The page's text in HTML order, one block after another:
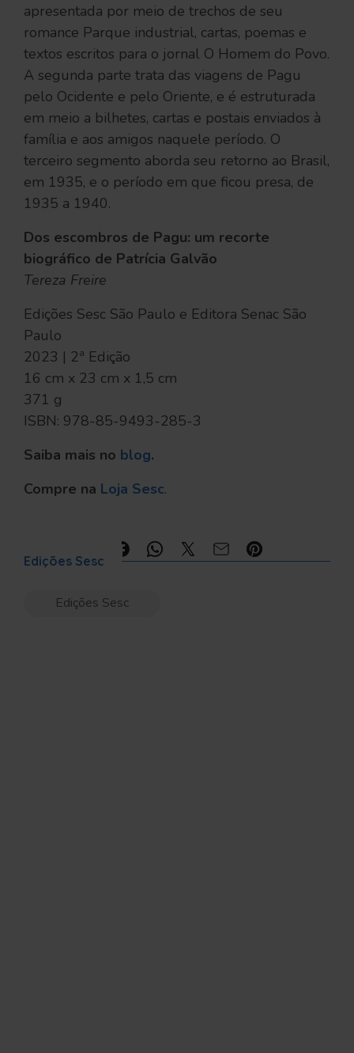
apresentada por meio de trechos de seu
romance Parque industrial, cartas, poemas e
textos escritos para o jornal O Homem do Povo.
A segunda parte trata das viagens de Pagu
pelo Ocidente e pelo Oriente, e é estruturada
em meio a bilhetes, cartas e postais enviados à
família e aos amigos naquele período. O
terceiro segmento aborda seu retorno ao Brasil,
em 1935, e o período em que ficou presa, de
1935 a 1940.
Dos escombros de Pagu: um recorte
biográfico de Patrícia Galvão
Tereza Freire
Edições Sesc São Paulo e Editora Senac São
Paulo
2023 | 2ª Edição
16 cm x 23 cm x 1,5 cm
371 g
ISBN: 978-85-9493-285-3
Saiba mais no blog.
Compre na Loja Sesc.
Edições Sesc
Edições Sesc